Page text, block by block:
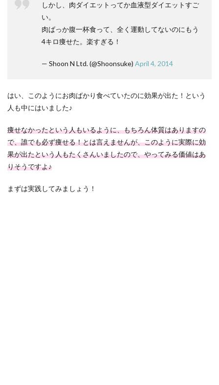
しかし、肉ダイエットってか血液型ダイエットすご
い。
肉ばっか腹一杯食って、全く運動してないのにもう
4キロ痩せた。楽すぎる！
— Shoon N Ltd. (@Shoonsuke) April 4, 2014
はい、このようにお肉ばかり食べていたのに効果が出た！という
人も中にはいました♪
痩せなかったという人もいるように、もちろん体質はありますの
で、誰でも必ず痩せる！とは言えませんが、このように実際に効
果が出たという人もたくさんいましたので、やってみる価値はあ
りそうですよ♪
まずは実践してみましょう！